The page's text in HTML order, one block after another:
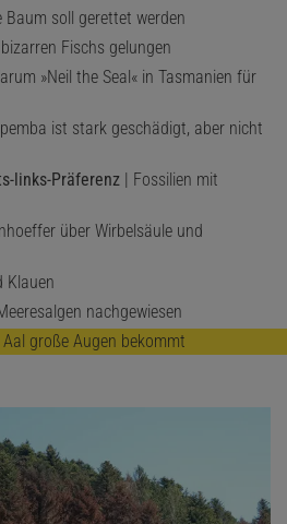
Baum soll gerettet werden
Fischs gelungen
»Neil the Seal« in Tasmanien für
ist stark geschädigt, aber nicht
links-Präferenz | Fossilien mit
über Wirbelsäule und
Klauen
nachgewiesen
Aal große Augen bekommt